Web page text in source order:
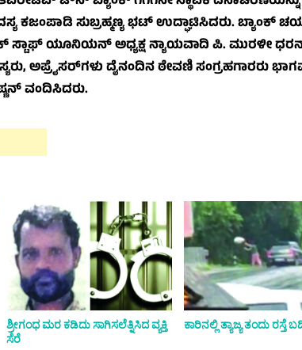
ಕಜಂಪಾಡಿ ಸುಬ್ರಹ್ಮಣ್ಯ ಭಟ್ ಉದ್ಘಾಟಿಸಿದರು.
ಸ್ಟಾಫ್ ಯೂನಿಯನ್ ಅಧ್ಯಕ್ಷ ನ್ಯಾಯವಾದಿ ಪಿ. ಮುರಳೀ
ಅಪ್ರೈಸರ್‌ಗಳು ದೈನಂದಿನ ಠೇವಣಿ ಸಂಗ್ರಹಗಾರರು
ವಂದಿಸಿದರು.
ಶ್ರೀಗಂಧ ಮರ ಕಡಿದು ಸಾಗಿಸಲೆತ್ನಿಸಿದ ವ್ಯಕ್ತಿ
ಸೆರೆ
ಕಾರಿನಲ್ಲಿ ತ್ಯಾಜ್ಯ ತಂದು ರಸ್ತೆ